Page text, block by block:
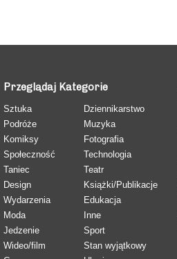
Przeglądaj Kategorie
Sztuka
Podróże
Komiksy
Społeczność
Taniec
Design
Wydarzenia
Moda
Jedzenie
Wideo/film
Dziennikarstwo
Muzyka
Fotografia
Technologia
Teatr
Książki/Publikacje
Edukacja
Inne
Sport
Stan wyjątkowy